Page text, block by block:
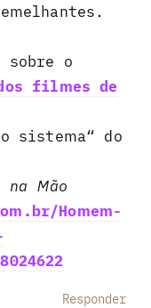
sobre o
filmes de
sistema“ do
na Mão
Homem-
Responder